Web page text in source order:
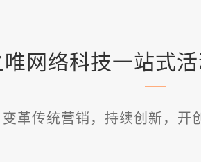
网络科技一站式
变革传统营销，持续创新，开